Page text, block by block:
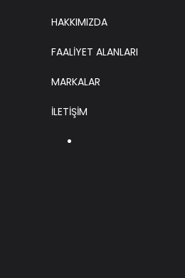
HAKKIMIZDA
FAALİYET ALANLARI
MARKALAR
İLETİŞİM